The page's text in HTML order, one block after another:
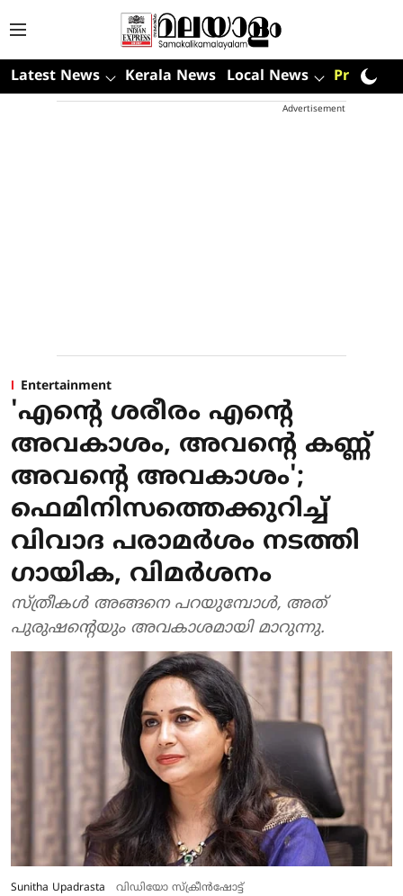
Latest News Kerala News Local News Premium
Advertisement
Entertainment
'എന്റെ ശരീരം എന്റെ
അവകാശം, അവന്റെ കണ്ണ്
അവന്റെ അവകാശം';
ഫെമിനിസത്തെക്കുറിച്ച്
വിവാ​ദ പരാമർശം നടത്തി ​
ഗായിക, വിമർശനം
സ്ത്രീകൾ അങ്ങനെ പറയുമ്പോൾ, അത്
പുരുഷന്റെയും അവകാശമായി മാറുന്നു.
Sunitha Upadrasta വിഡിയോ സ്ക്രീൻഷോട്ട്